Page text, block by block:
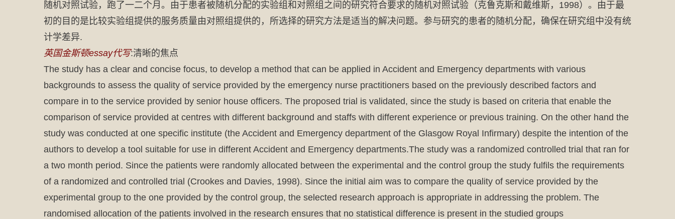
随机对照试验，跑了一二个月。由于患者被随机分配的实验组和对照组之间的研究符合要求的随机对照试验（克鲁克斯和戴维斯，1998）。由于最
初的目的是比较实验组提供的服务质量由对照组提供的，所选择的研究方法是适当的解决问题。参与研究的患者的随机分配，确保在研究组中没有统
计学差异.
英国金斯顿essay代写:清晰的焦点
The study has a clear and concise focus, to develop a method that can be applied in Accident and Emergency departments with various
backgrounds to assess the quality of service provided by the emergency nurse practitioners based on the previously described factors and
compare in to the service provided by senior house officers. The proposed trial is validated, since the study is based on criteria that enable the
comparison of service provided at centres with different background and staffs with different experience or previous training. On the other hand the
study was conducted at one specific institute (the Accident and Emergency department of the Glasgow Royal Infirmary) despite the intention of the
authors to develop a tool suitable for use in different Accident and Emergency departments.The study was a randomized controlled trial that ran for
a two month period. Since the patients were randomly allocated between the experimental and the control group the study fulfils the requirements
of a randomized and controlled trial (Crookes and Davies, 1998). Since the initial aim was to compare the quality of service provided by the
experimental group to the one provided by the control group, the selected research approach is appropriate in addressing the problem. The
randomised allocation of the patients involved in the research ensures that no statistical difference is present in the studied groups